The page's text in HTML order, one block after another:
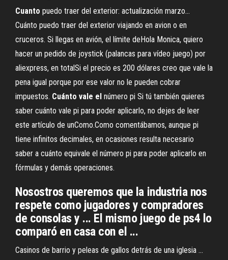
Cuanto puedo traer del exterior: actualización marzo…
Cuánto puedo traer del exterior viajando en avion o en
cruceros. Si llegas en avión, el límite deHola Monica, quiero
hacer un pedido de joystick (palancas para vídeo juego) por
aliexpress, en totalSi el precio es 200 dólares creo que vale la
pena igual porque por ese valor no le pueden cobrar
impuestos. Cuánto vale el número pi Si tú también quieres
saber cuánto vale pi para poder aplicarlo, no dejes de leer
este artículo de unComo.Como comentábamos, aunque pi
tiene infinitos decimales, en ocasiones resulta necesario
saber a cuánto equivale el número pi para poder aplicarlo en
fórmulas y demás operaciones.
Nosostros queremos que la industria nos
respete como jugadores y compradores
de consolas y ... El mismo juego de ps4 lo
comparó en casa con el ...
Casinos de barrio y peleas de gallos detrás de una iglesia ...